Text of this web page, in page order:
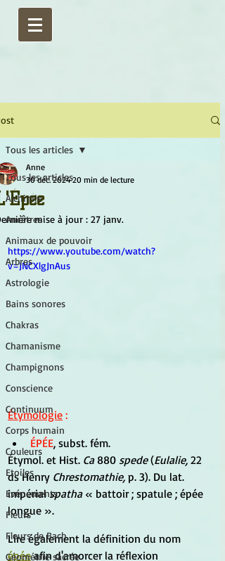
Tous les articles
Alchimie
Ancêtres
Animaux de pouvoir
Arbres
Astrologie
Bains sonores
Chakras
Chamanisme
Champignons
Conscience
Continuum
Corps humain
Couleurs
Etoiles
Evénements
Fleurs
Fleurs de Bach
Géométrie sacrée
Tous les articles
Anne
30 déc. 2024 20 min de lecture
mise à jour : 27 janv.
https://www.youtube.com/watch?
v=JNCXlgJnAus
Étymologie :
ÉPÉE, subst. fém.
Étymol. et Hist. Ca 880 spede (Eulalie, 22
ds Henry Chrestomathie, p. 3). Du lat.
impérial spatha « battoir ; spatule ; épée
longue ».
Lire également la définition du nom
épée afin d'amorcer la réflexion